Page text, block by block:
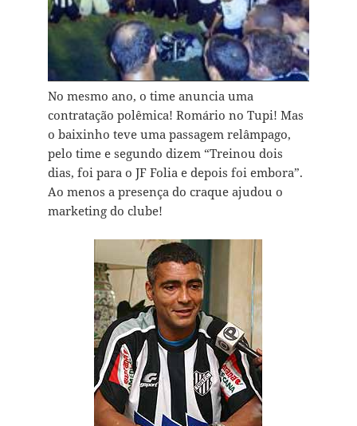
No mesmo ano, o time anuncia uma
contratação polêmica! Romário no Tupi! Mas
o baixinho teve uma passagem relâmpago,
pelo time e segundo dizem “Treinou dois
dias, foi para o JF Folia e depois foi embora”.
Ao menos a presença do craque ajudou o
marketing do clube!